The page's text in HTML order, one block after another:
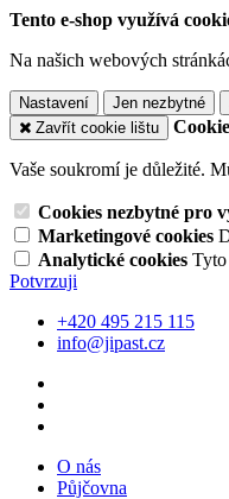
Tento e-shop využívá
Na našich webových
Nastavení Jen nezbytné
Zavřít cookie lištu
Vaše soukromí je důležité.
Cookies nezbytné pro
Marketingové cookies
Analytické cookies Tyto
Potvrzuji
+420 495 215 115
info@jipast.cz
O nás
Půjčovna